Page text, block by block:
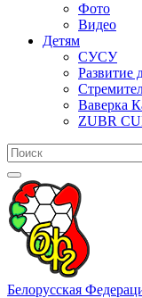
Фото
Видео
Детям
СУСУ
Развитие
Ваверка
ZUBR
Белорусская